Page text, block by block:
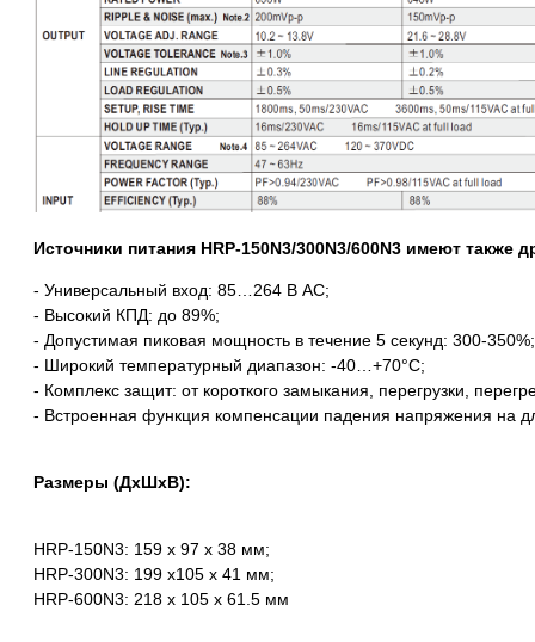
Источники питания HRP-150N3/300N3/600N3 имеют также
- Универсальный вход: 85…264 В AC;
- Высокий КПД: до 89%;
- Допустимая пиковая мощность в течение 5 секунд: 300-350%;
- Широкий температурный диапазон: -40…+70°С;
- Комплекс защит: от короткого замыкания, перегрузки,
- Встроенная функция компенсации падения напряжения на
Размеры (ДхШхВ):
HRP-150N3: 159 x 97 x 38 мм;
HRP-300N3: 199 x105 x 41 мм;
HRP-600N3: 218 х 105 х 61.5 мм